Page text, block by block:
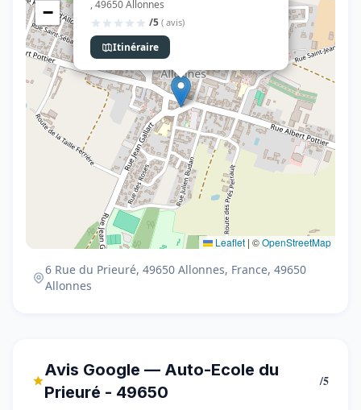
, 49650 Allonnes
/5 ( avis)
Itinéraire
−
Leaflet | ©OpenStreetMap
6 Rue du Prieuré, 49650 Allonnes, France, 49650
Allonnes
Avis Google — Auto-Ecole du
Prieuré - 49650
/5